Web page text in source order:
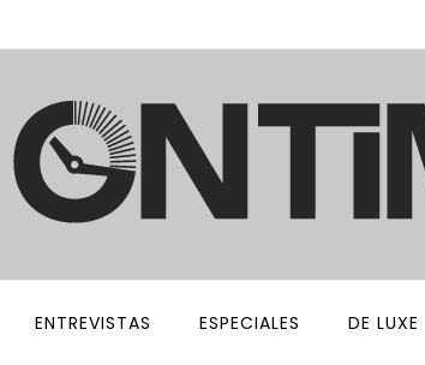
ENTREVISTAS ESPECIALES DE LUXE